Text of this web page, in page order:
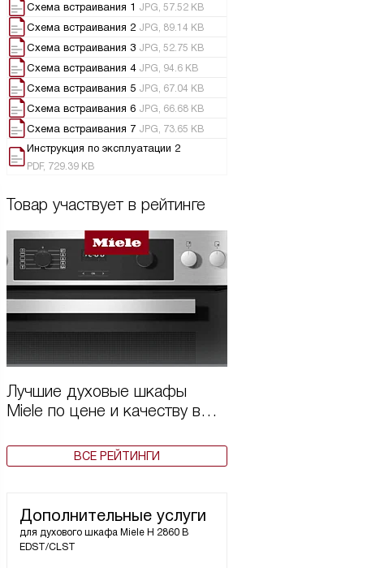
Схема встраивания 1 JPG, 57.52 KB
Схема встраивания 2 JPG, 89.14 KB
Схема встраивания 3 JPG, 52.75 KB
Схема встраивания 4 JPG, 94.6 KB
Схема встраивания 5 JPG, 67.04 KB
Схема встраивания 6 JPG, 66.68 KB
Схема встраивания 7 JPG, 73.65 KB
Инструкция по эксплуатации 2
PDF, 729.39 KB
Товар участвует в рейтинге
Лучшие духовые шкафы
Miele по цене и качеству в
ВСЕ РЕЙТИНГИ
Дополнительные услуги
для духового шкафа Miele H 2860 B
EDST/CLST